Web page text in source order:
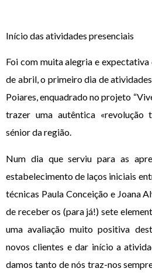
Início das atividades presenciais
Foi com muita alegria e expectativa
de abril, o primeiro dia de
Poiares, enquadrado no projeto
trazer uma autêntica «revolução
sénior da região.
Num dia que serviu para as
estabelecimento de laços iniciais
técnicas Paula Conceição e Joana
de receber os (para já!) sete
uma avaliação muito positiva
novos clientes e dar início a
damos tanto de nós traz-nos